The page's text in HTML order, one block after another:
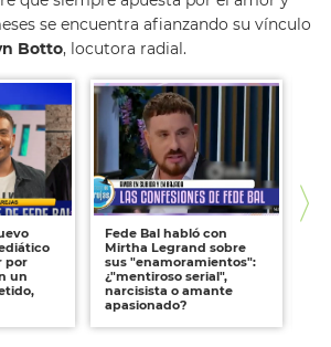
se encuentra afianzando su vínculo
Botto, locutora radial.
por
un
Fede Bal habló con
Mirtha Legrand sobre
sus "enamoramientos":
¿"mentiroso serial",
narcisista o amante
apasionado?